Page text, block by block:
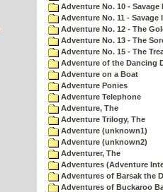
Adventure No. 10 - Savage
Adventure No. 11 - Savage
Adventure No. 12 - The
Adventure No. 13 - The
Adventure No. 15 - The
Adventure of the Dancing
Adventure on a Boat
Adventure Ponies
Adventure Telephone
Adventure, The
Adventure Trilogy, The
Adventure (unknown1)
Adventure (unknown2)
Adventurer, The
Adventures (Adventure
Adventures of Barsak the
Adventures of Buckaroo